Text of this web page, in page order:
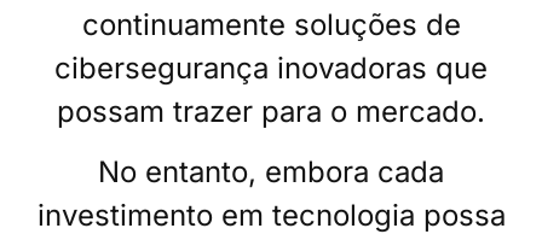
continuamente soluções de
cibersegurança inovadoras que
possam trazer para o mercado.
No entanto, embora cada
investimento em tecnologia possa